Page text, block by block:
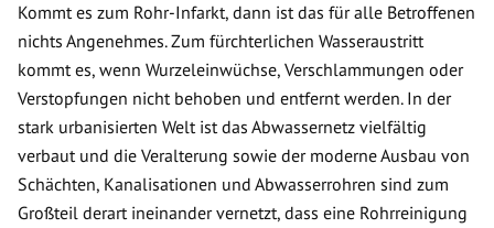
Kommt es zum Rohr-Infarkt, dann ist das für alle Betroffenen
nichts Angenehmes. Zum fürchterlichen Wasseraustritt
kommt es, wenn Wurzeleinwüchse, Verschlammungen oder
Verstopfungen nicht behoben und entfernt werden. In der
stark urbanisierten Welt ist das Abwassernetz vielfältig
verbaut und die Veralterung sowie der moderne Ausbau von
Schächten, Kanalisationen und Abwasserrohren sind zum
Großteil derart ineinander vernetzt, dass eine Rohrreinigung